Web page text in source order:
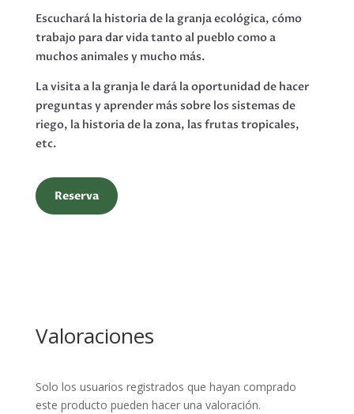
Escuchará la historia de la granja ecológica, cómo
trabajo para dar vida tanto al pueblo como a
muchos animales y mucho más.
La visita a la granja le dará la oportunidad de hacer
preguntas y aprender más sobre los sistemas de
riego, la historia de la zona, las frutas tropicales,
etc.
Reserva
Valoraciones
Solo los usuarios registrados que hayan comprado
este producto pueden hacer una valoración.